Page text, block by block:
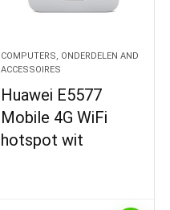
COMPUTERS, ONDERDELEN AND
ACCESSOIRES
Huawei E5577
Mobile 4G WiFi
hotspot wit